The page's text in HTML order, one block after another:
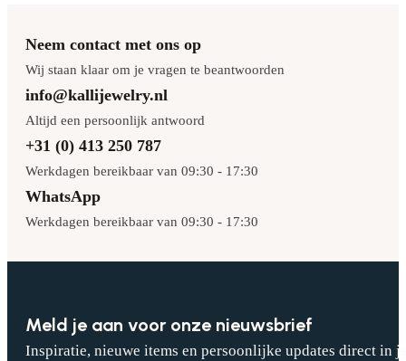
Neem contact met ons op
Wij staan klaar om je vragen te beantwoorden
info@kallijewelry.nl
Altijd een persoonlijk antwoord
+31 (0) 413 250 787
Werkdagen bereikbaar van 09:30 - 17:30
WhatsApp
Werkdagen bereikbaar van 09:30 - 17:30
Meld je aan voor onze nieuwsbrief
Inspiratie, nieuwe items en persoonlijke updates direct in